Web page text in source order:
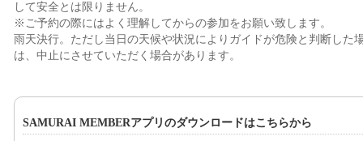
して安全とは限りません。
※ご予約の際にはよく理解してからの参加をお願い致します。
雨天決行。ただし当日の天候や状況によりガイドが危険と判断した
は、中止にさせていただく場合があります。
SAMURAI MEMBERアプリのダウンロードはこちらから